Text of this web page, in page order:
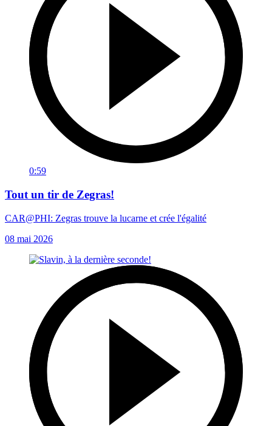
0:59
Tout un tir de Zegras!
CAR@PHI: Zegras trouve la lucarne et crée l'égalité
08 mai 2026